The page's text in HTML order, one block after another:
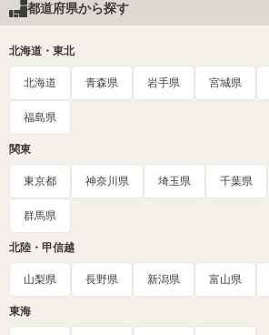
都道府県から探す
北海道・東北
北海道 青森県 岩手県 宮城県
福島県
関東
東京都 神奈川県 埼玉県 千葉県
群馬県
北陸・甲信越
山梨県 長野県 新潟県 富山県
東海